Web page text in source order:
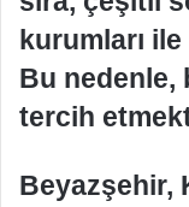
kurumları ile
Bu nedenle,
tercih
Beyazşehir,